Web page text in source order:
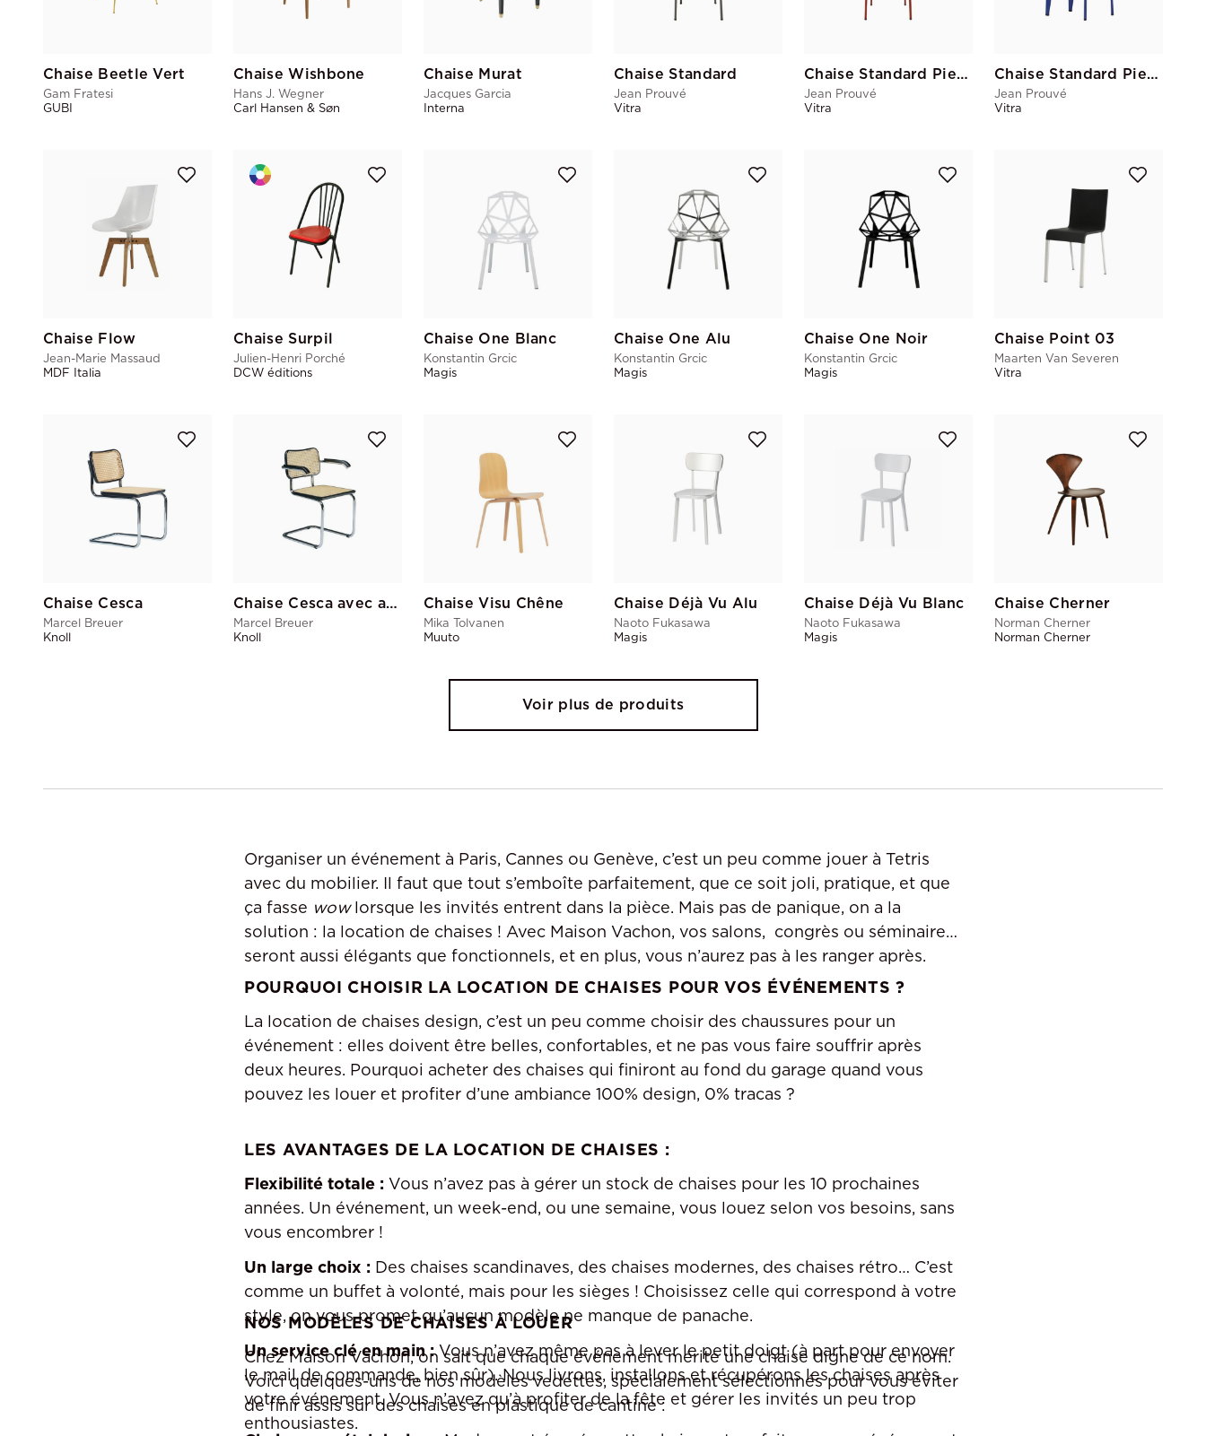
Chaise Beetle Vert
Gam Fratesi
GUBI
Chaise Wishbone
Hans J. Wegner
Carl Hansen & Søn
Chaise Murat
Jacques Garcia
Interna
Chaise Standard
Jean Prouvé
Vitra
Chaise Standard Pieds Rouges
Jean Prouvé
Vitra
Chaise Standard Pieds Bleus
Jean Prouvé
Vitra
Chaise Flow
Jean-Marie Massaud
MDF Italia
Chaise Surpil
Julien-Henri Porché
DCW éditions
Chaise One Blanc
Konstantin Grcic
Magis
Chaise One Alu
Konstantin Grcic
Magis
Chaise One Noir
Konstantin Grcic
Magis
Chaise Point 03
Maarten Van Severen
Vitra
Chaise Cesca
Marcel Breuer
Knoll
Chaise Cesca avec accoudoir
Marcel Breuer
Knoll
Chaise Visu Chêne
Mika Tolvanen
Muuto
Chaise Déjà Vu Alu
Naoto Fukasawa
Magis
Chaise Déjà Vu Blanc
Naoto Fukasawa
Magis
Chaise Cherner
Norman Cherner
Norman Cherner
Voir plus de produits
Organiser un événement à Paris, Cannes ou Genève, c’est un peu comme jouer à Tetris
avec du mobilier. Il faut que tout s’emboîte parfaitement, que ce soit joli, pratique, et que
ça fasse wowlorsque les invités entrent dans la pièce. Mais pas de panique, on a la
solution : la location de chaises ! Avec Maison Vachon, vos salons, congrès ou séminaires
seront aussi élégants que fonctionnels, et en plus, vous n’aurez pas à les ranger après.
POURQUOI CHOISIR LA LOCATION DE CHAISES POUR VOS ÉVÉNEMENTS ?
La location de chaises design, c’est un peu comme choisir des chaussures pour un
événement : elles doivent être belles, confortables, et ne pas vous faire souffrir après
deux heures. Pourquoi acheter des chaises qui finiront au fond du garage quand vous
pouvez les louer et profiter d’une ambiance 100% design, 0% tracas ?
LES AVANTAGES DE LA LOCATION DE CHAISES :
Flexibilité totale : Vous n’avez pas à gérer un stock de chaises pour les 10 prochaines
années. Un événement, un week-end, ou une semaine, vous louez selon vos besoins, sans
vous encombrer !
Un large choix : Des chaises scandinaves, des chaises modernes, des chaises rétro… C’est
comme un buffet à volonté, mais pour les sièges ! Choisissez celle qui correspond à votre
style, on vous promet qu’aucun modèle ne manque de panache.
Un service clé en main :Vous n’avez même pas à lever le petit doigt (à part pour envoyer
le mail de commande, bien sûr). Nous livrons, installons et récupérons les chaises après
votre événement. Vous n’avez qu’à profiter de la fête et gérer les invités un peu trop
enthousiastes.
NOS MODÈLES DE CHAISES À LOUER
Chez Maison Vachon, on sait que chaque événement mérite une chaise digne de ce nom.
Voici quelques-uns de nos modèles vedettes, spécialement sélectionnés pour vous éviter
de finir assis sur des chaises en plastique de cantine :